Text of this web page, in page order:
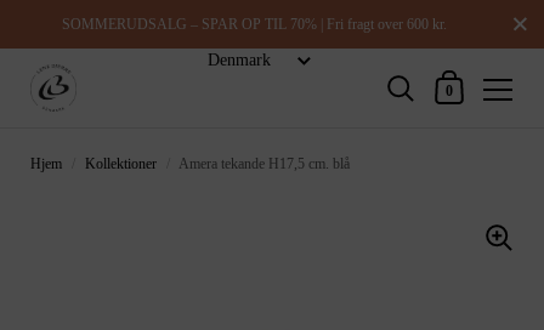
SOMMERUDSALG – SPAR OP TIL 70% | Fri fragt over 600 kr.
Indkøbskurv
0
Hjem Kollektioner Amera tekande H17,5 cm. blå